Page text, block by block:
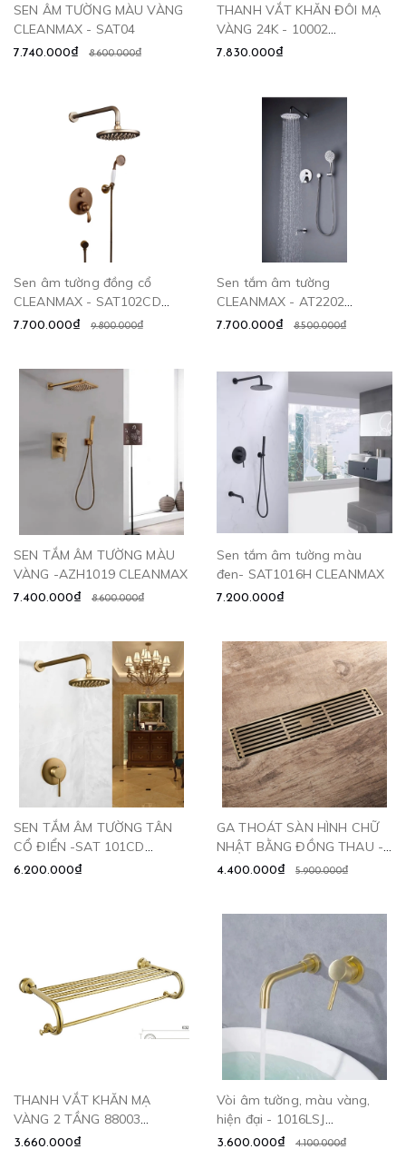
SEN ÂM TƯỜNG MÀU VÀNG
CLEANMAX - SAT04
7.740.000₫ 8.600.000₫
THANH VẮT KHĂN ĐÔI MẠ
VÀNG 24K - 10002
CLEANMAX
7.830.000₫
Sen âm tường đồng cổ
CLEANMAX - SAT102CD
CLEANMAX
7.700.000₫ 9.800.000₫
Sen tắm âm tường
CLEANMAX - AT2202
CLEANMAX
7.700.000₫ 8.500.000₫
SEN TẮM ÂM TƯỜNG MÀU
VÀNG -AZH1019 CLEANMAX
7.400.000₫ 8.600.000₫
Sen tắm âm tường màu
đen- SAT1016H CLEANMAX
7.200.000₫
SEN TẮM ÂM TƯỜNG TÂN
CỔ ĐIỂN -SAT 101CD
CLEANMAX
6.200.000₫
GA THOÁT SÀN HÌNH CHỮ
NHẬT BẰNG ĐỒNG THAU -
GD6010 CLEANMAX
4.400.000₫ 5.900.000₫
THANH VẮT KHĂN MẠ
VÀNG 2 TẦNG 88003
CLEANMAX
3.660.000₫
Vòi âm tường, màu vàng,
hiện đại - 1016LSJ
CLEANMAX
3.600.000₫ 4.100.000₫